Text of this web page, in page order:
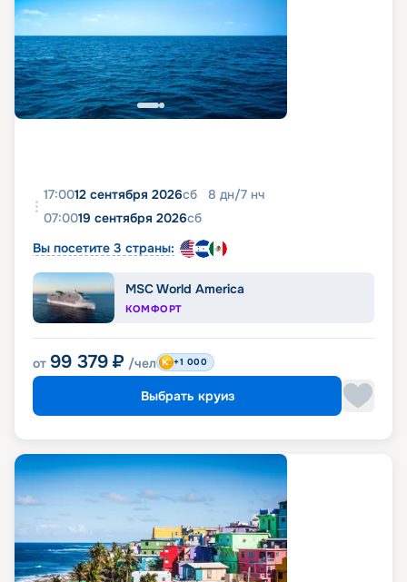
17:0012 сентября 2026сб 8 дн/7 нч
07:0019 сентября 2026сб
Вы посетите 3 страны:
MSC World America
КОМФОРТ
от 99 379 ₽ /чел +1 000
Выбрать круиз